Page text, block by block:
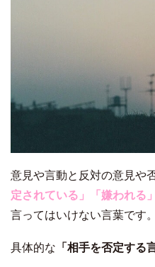
意見や言動と反対の意見や
定されている」「嫌われる」
言ってはいけない言葉です。
具体的な 「相手を否定する